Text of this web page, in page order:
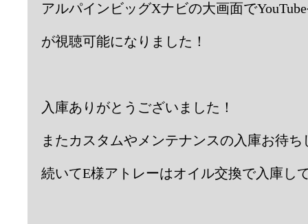
アルパインビッグXナビの大画面で
が視聴可能になりました！
入庫ありがとうございました！
またカスタムやメンテナンスの入庫お待ち
続いてE様アトレーはオイル交換で入庫し